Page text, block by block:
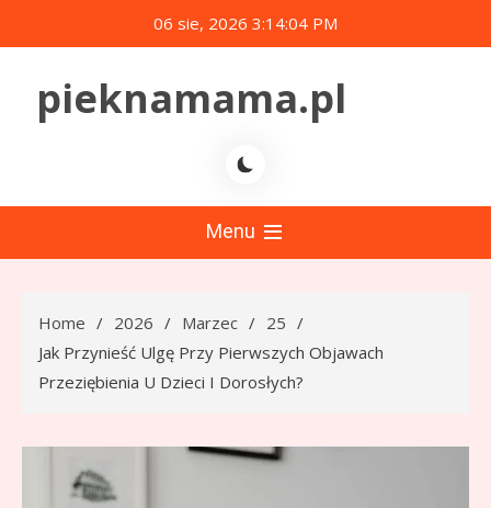
to
06 sie, 2026 3:14:05 PM
pieknamama.pl
Menu
Home 2026 Marzec
25
Jak Przynieść Ulgę Przy Pierwszych Objawach
Przeziębienia U Dzieci I Dorosłych?